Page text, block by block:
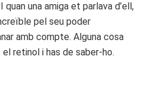
una amiga et parlava d’ell,
pel seu poder
amb compte. Alguna cosa
retinol i has de saber-ho.